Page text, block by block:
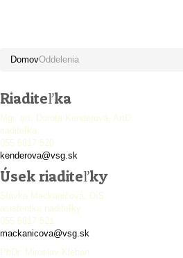
DomovOddelenia
Riaditeľka
Mgr. art. Dorota Kenderová, ArtD.
riaditeľka
055 6817 520
kenderova@vsg.sk
Úsek riaditeľky
Slávka Mackaničová, DiS.
asistentka riaditeľky
055 6817 521
mackanicova@vsg.sk
PhDr. Miroslav Kleban